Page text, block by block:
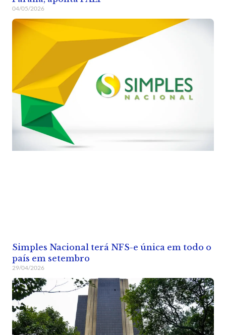
04/05/2026
Simples Nacional terá NFS-e única em todo o
país em setembro
29/04/2026